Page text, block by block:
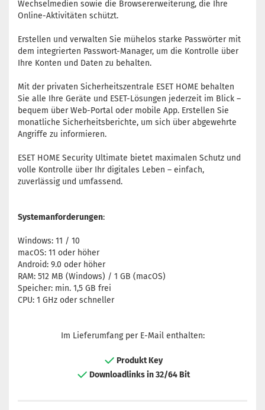
Wechselmedien sowie die Browsererweiterung, die Ihre
Online-Aktivitäten schützt.
Erstellen und verwalten Sie mühelos starke Passwörter mit
dem integrierten Passwort-Manager, um die Kontrolle über
Ihre Konten und Daten zu behalten.
Mit der privaten Sicherheitszentrale ESET HOME behalten
Sie alle Ihre Geräte und ESET-Lösungen jederzeit im Blick –
bequem über Web-Portal oder mobile App. Erstellen Sie
monatliche Sicherheitsberichte, um sich über abgewehrte
Angriffe zu informieren.
ESET HOME Security Ultimate bietet maximalen Schutz und
volle Kontrolle über Ihr digitales Leben – einfach,
zuverlässig und umfassend.
Systemanforderungen:
Windows: 11 / 10
macOS: 11 oder höher
Android: 9.0 oder höher
RAM: 512 MB (Windows) / 1 GB (macOS)
Speicher: min. 1,5 GB frei
CPU: 1 GHz oder schneller
Im Lieferumfang per E-Mail enthalten:
Produkt Key
Downloadlinks in 32/64 Bit